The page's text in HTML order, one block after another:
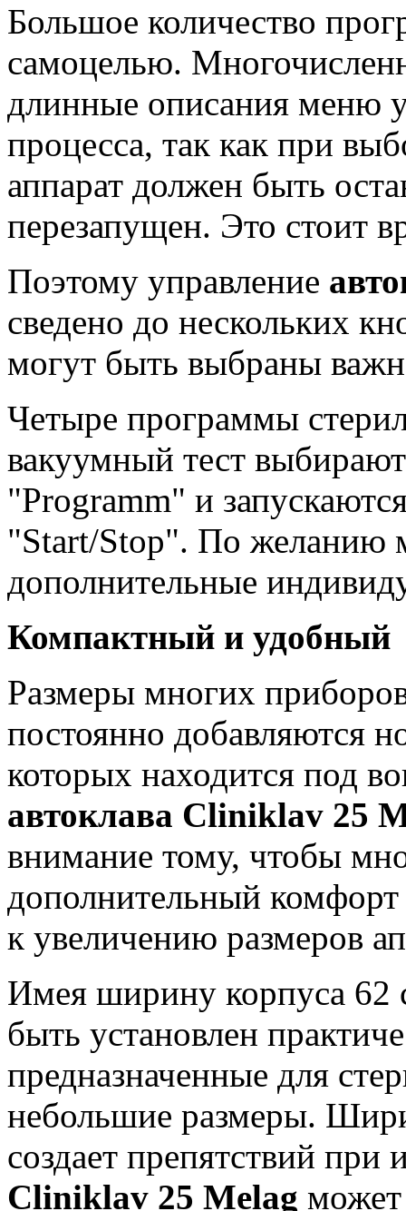
Большое количество
самоцелью.
длинные описания меню
процесса, так как при
аппарат должен быть
перезапущен. Это стоит
Поэтому управление
сведено до нескольких
могут быть выбраны
Четыре программы
вакуумный тест
"Programm" и
"Start/Stop". По желанию
дополнительные
Компактный и удобный
Размеры многих
постоянно добавляются
которых находится под
автоклава Cliniklav 25
внимание тому, чтобы
дополнительный
к увеличению размеров
Имея ширину корпуса
быть установлен
предназначенные для
небольшие размеры.
создает препятствий при
Cliniklav 25 Melag может